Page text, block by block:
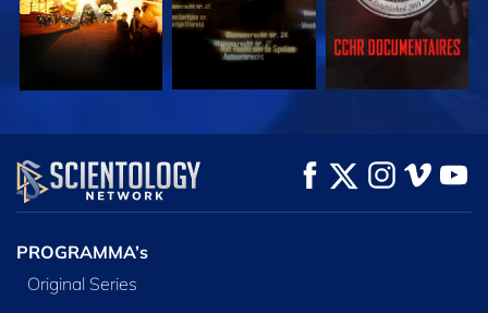
KIJK VERKEN DE SERIE
PROGRAMMA’s
Original Series